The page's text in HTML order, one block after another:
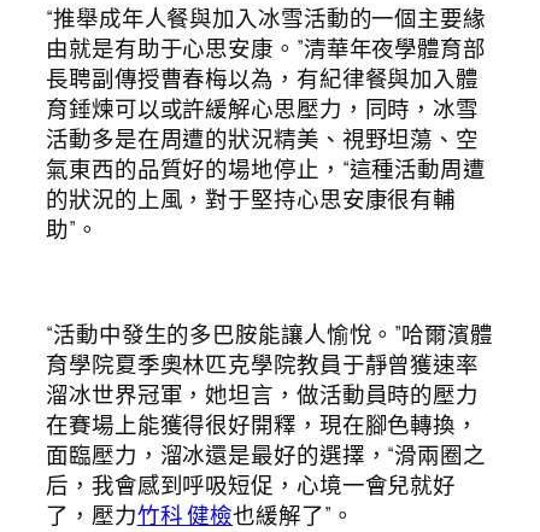
“推舉成年人餐與加入冰雪活動的一個主要緣
由就是有助于心思安康。”清華年夜學體育部
長聘副傳授曹春梅以為，有紀律餐與加入體
育錘煉可以或許緩解心思壓力，同時，冰雪
活動多是在周遭的狀況精美、視野坦蕩、空
氣東西的品質好的場地停止，“這種活動周遭
的狀況的上風，對于堅持心思安康很有輔
助”。
“活動中發生的多巴胺能讓人愉悅。”哈爾濱體
育學院夏季奧林匹克學院教員于靜曾獲速率
溜冰世界冠軍，她坦言，做活動員時的壓力
在賽場上能獲得很好開釋，現在腳色轉換，
面臨壓力，溜冰還是最好的選擇，“滑兩圈之
后，我會感到呼吸短促，心境一會兒就好
了，壓力竹科 健檢也緩解了”。